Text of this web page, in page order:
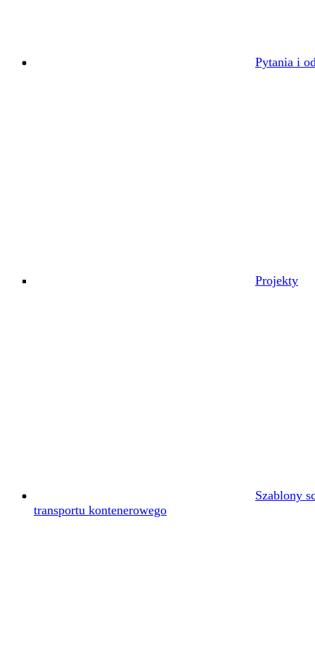
Pytania i
Projekty
Szablony
transportu kontenerowego